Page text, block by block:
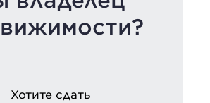
Хотите сдать